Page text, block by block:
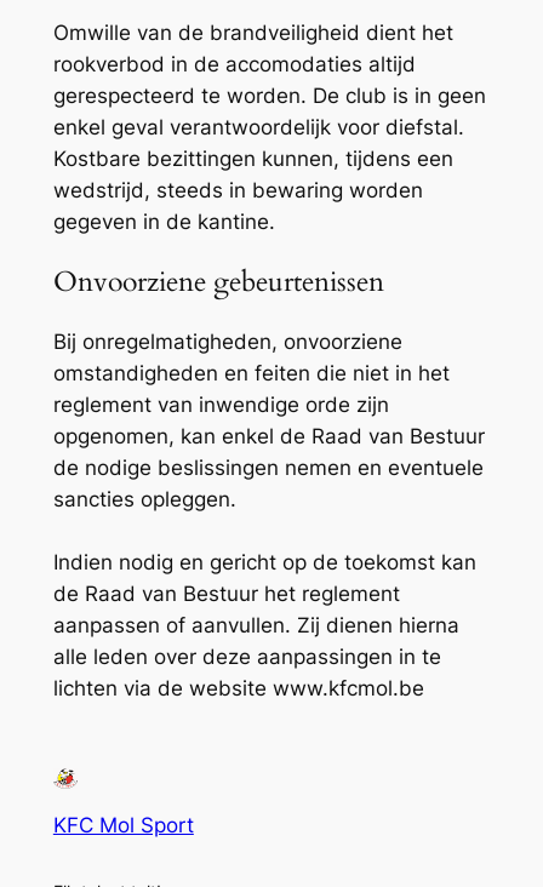
Omwille van de brandveiligheid dient het
rookverbod in de accomodaties altijd
gerespecteerd te worden. De club is in geen
enkel geval verantwoordelijk voor diefstal.
Kostbare bezittingen kunnen, tijdens een
wedstrijd, steeds in bewaring worden
gegeven in de kantine.
Onvoorziene gebeurtenissen
Bij onregelmatigheden, onvoorziene
omstandigheden en feiten die niet in het
reglement van inwendige orde zijn
opgenomen, kan enkel de Raad van Bestuur
de nodige beslissingen nemen en eventuele
sancties opleggen.
Indien nodig en gericht op de toekomst kan
de Raad van Bestuur het reglement
aanpassen of aanvullen. Zij dienen hierna
alle leden over deze aanpassingen in te
lichten via de website www.kfcmol.be
KFC Mol Sport